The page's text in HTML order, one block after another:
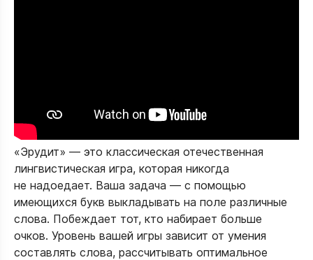
«Эрудит» — это классическая отечественная
лингвистическая игра, которая никогда
не надоедает. Ваша задача — с помощью
имеющихся букв выкладывать на поле различные
слова. Побеждает тот, кто набирает больше
очков. Уровень вашей игры зависит от умения
составлять слова, рассчитывать оптимальное